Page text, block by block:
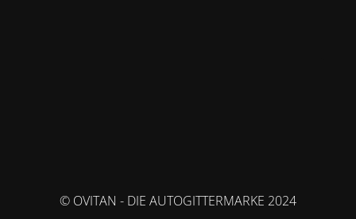
© OVITAN - DIE AUTOGITTERMARKE 2024